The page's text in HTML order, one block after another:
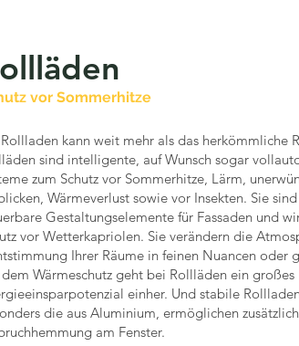
vor Sommerhitze
kann weit mehr als das herkömmliche
sind intelligente, auf Wunsch sogar
zum Schutz vor Sommerhitze, Lärm,
Wärmeverlust sowie vor Insekten. Sie
Gestaltungselemente für Fassaden und
vor Wetterkapriolen. Sie verändern die
Ihrer Räume in feinen Nuancen oder
Wärmeschutz geht bei Rollläden ein großes
einher. Und stabile
die aus Aluminium, ermöglichen
am Fenster.